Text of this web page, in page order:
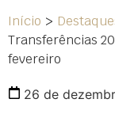
Início >
Transferências
fevereiro
26 de